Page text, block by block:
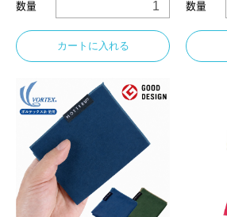
数量
カートに入れる
数量